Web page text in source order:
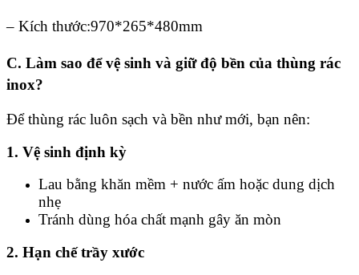
– Kích thước:970*265*480mm
C. Làm sao để vệ sinh và giữ độ bền của thùng rác
inox?
Để thùng rác luôn sạch và bền như mới, bạn nên:
1. Vệ sinh định kỳ
Lau bằng khăn mềm + nước ấm hoặc dung dịch
nhẹ
Tránh dùng hóa chất mạnh gây ăn mòn
2. Hạn chế trầy xước